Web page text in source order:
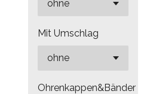
Mit Umschlag
Ohrenkappen&Bänder